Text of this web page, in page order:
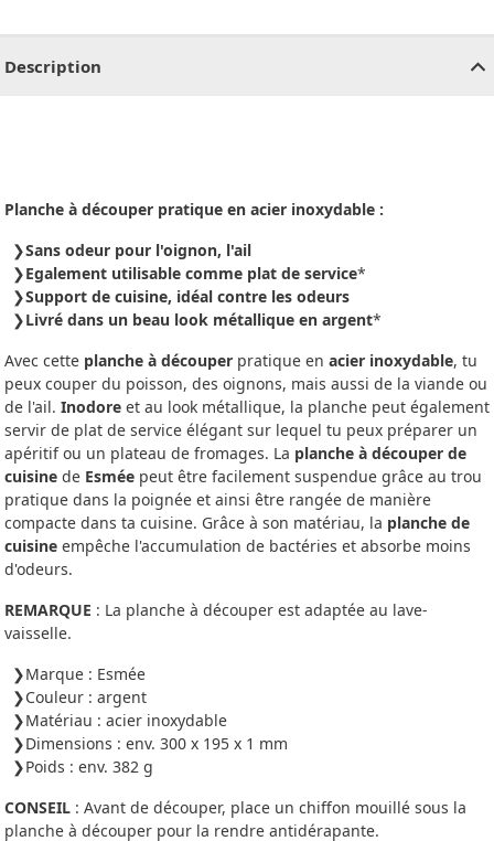
Description
Planche à découper pratique en acier inoxydable :
Sans odeur pour l'oignon, l'ail
Egalement utilisable comme plat de service*
Support de cuisine, idéal contre les odeurs
Livré dans un beau look métallique en argent*
Avec cette planche à découper pratique en acier inoxydable, tu
peux couper du poisson, des oignons, mais aussi de la viande ou
de l'ail. Inodore et au look métallique, la planche peut également
servir de plat de service élégant sur lequel tu peux préparer un
apéritif ou un plateau de fromages. La planche à découper de
cuisine de Esmée peut être facilement suspendue grâce au trou
pratique dans la poignée et ainsi être rangée de manière
compacte dans ta cuisine. Grâce à son matériau, la planche de
cuisine empêche l'accumulation de bactéries et absorbe moins
d'odeurs.
REMARQUE : La planche à découper est adaptée au lave-
vaisselle.
Marque : Esmée
Couleur : argent
Matériau : acier inoxydable
Dimensions : env. 300 x 195 x 1 mm
Poids : env. 382 g
CONSEIL : Avant de découper, place un chiffon mouillé sous la
planche à découper pour la rendre antidérapante.